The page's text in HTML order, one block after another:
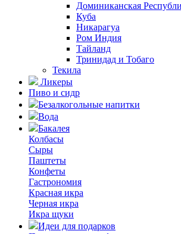
Доминиканская
Куба
Никарагуа
Ром Индия
Тайланд
Тринидад и Тобаго
Текила
Ликеры
Пиво и сидр
Безалкогольные напитки
Вода
Бакалея
Колбасы
Сыры
Паштеты
Конфеты
Гастрономия
Красная икра
Черная икра
Икра щуки
Идеи для подарков